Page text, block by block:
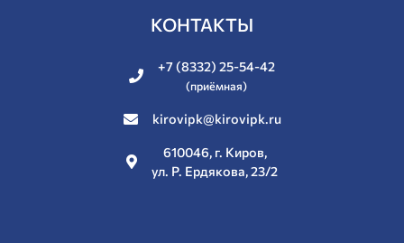
КОНТАКТЫ
+7 (8332) 25-54-42
(приёмная)
kirovipk@kirovipk.ru
610046, г. Киров,
ул. Р. Ердякова, 23/2